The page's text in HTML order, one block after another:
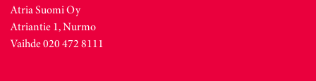
Atria Suomi Oy
Atriantie 1, Nurmo
Vaihde 020 472 8111